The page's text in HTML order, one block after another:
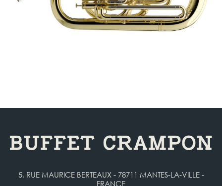
5, RUE MAURICE BERTEAUX - 78711 MANTES-LA-VILLE -
FRANCE